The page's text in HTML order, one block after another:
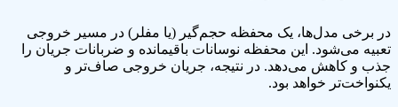
در برخی مدل‌ها، یک محفظه حجم‌گیر (یا مفلر) در مسیر خروجی
تعبیه می‌شود. این محفظه نوسانات باقیمانده و ضربانات جریان را
جذب و کاهش می‌دهد. در نتیجه، جریان خروجی صاف‌تر و
یکنواخت‌تر خواهد بود.